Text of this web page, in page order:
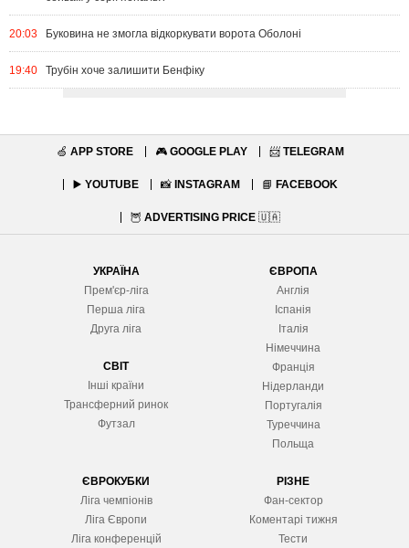
20:03 Буковина не змогла відкоркувати ворота Оболоні
19:40 Трубін хоче залишити Бенфіку
🍏 APP STORE 🎮 GOOGLE PLAY 📨 TELEGRAM
▶️ YOUTUBE 📸 INSTAGRAM 📘 FACEBOOK
🦉 ADVERTISING PRICE 🇺🇦
УКРАЇНА
Прем'єр-ліга
Перша ліга
Друга ліга
СВІТ
Інші країни
Трансферний ринок
Футзал
ЄВРОПА
Англія
Іспанія
Італія
Німеччина
Франція
Нідерланди
Португалія
Туреччина
Польща
ЄВРОКУБКИ
Ліга чемпіонів
Ліга Європи
Ліга конференцій
РІЗНЕ
Фан-сектор
Коментарі тижня
Тести